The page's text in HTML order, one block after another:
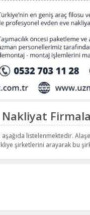
listelenmektedir.
şirketlerini arayarak bu